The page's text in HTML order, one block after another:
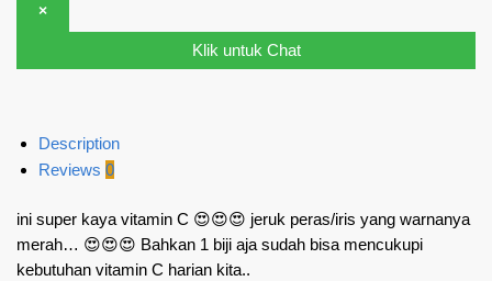
×
Klik untuk Chat
Description
Reviews 0
ini super kaya vitamin C 😍😍😍 jeruk peras/iris yang warnanya
merah… 😍😍😍 Bahkan 1 biji aja sudah bisa mencukupi
kebutuhan vitamin C harian kita..